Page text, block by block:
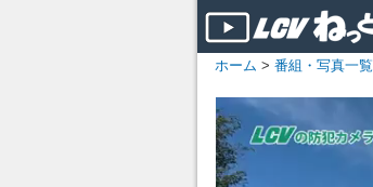
ホーム > 番組・写真一覧